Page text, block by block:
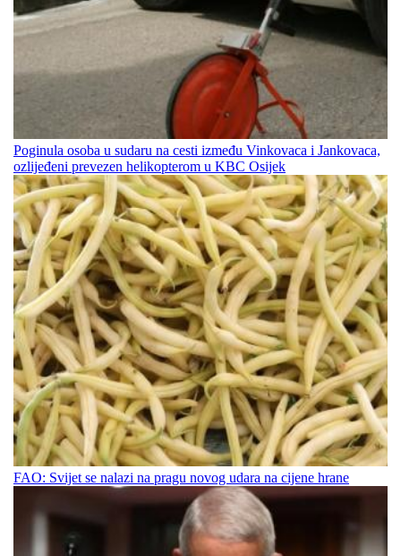
Poginula osoba u sudaru na cesti između Vinkovaca i Jankovaca,
ozlijeđeni prevezen helikopterom u KBC Osijek
FAO: Svijet se nalazi na pragu novog udara na cijene hrane